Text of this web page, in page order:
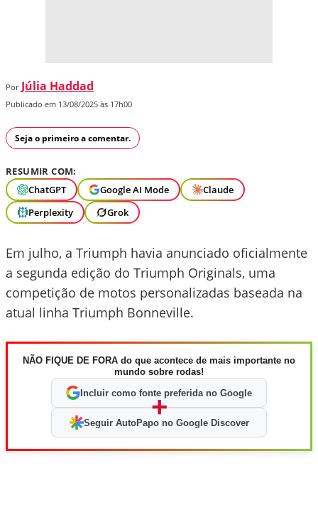
Por Júlia Haddad
Publicado em 13/08/2025 às 17h00
Seja o primeiro a comentar.
RESUMIR COM:
ChatGPT
Google AI Mode
Claude
Perplexity
Grok
Em julho, a Triumph havia anunciado oficialmente
a segunda edição do Triumph Originals, uma
competição de motos personalizadas baseada na
atual linha Triumph Bonneville.
NÃO FIQUE DE FORA do que acontece de mais importante no
mundo sobre rodas!
Incluir como fonte preferida no Google
+
Seguir AutoPapo no Google Discover